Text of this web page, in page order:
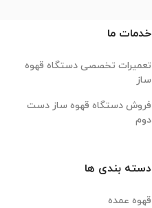
خدمات ما
تعمیرات تخصصی دستگاه قهوه
ساز
فروش دستگاه قهوه ساز دست
دوم
دسته بندی ها
قهوه عمده